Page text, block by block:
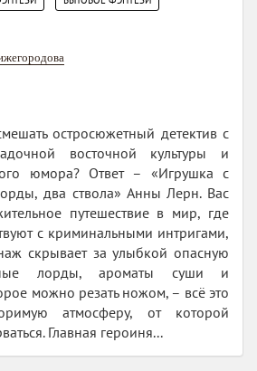
остросюжетный детектив с
восточной культуры и
юмора? Ответ – «Игрушка с
два ствола» Анны Лерн. Вас
путешествие в мир, где
с криминальными интригами,
скрывает за улыбкой опасную
лорды, ароматы суши и
можно резать ножом, – всё это
атмосферу, от которой
Главная героиня...